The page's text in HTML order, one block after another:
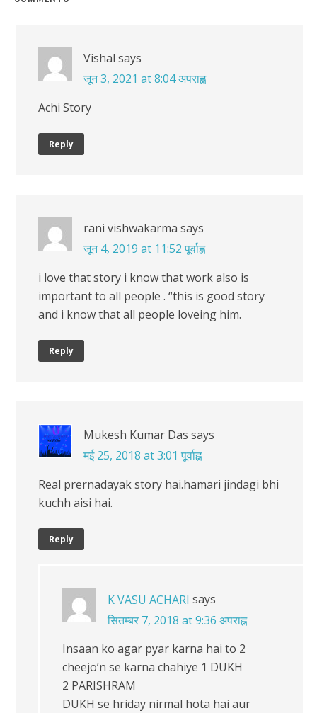
Vishal says
जून 3, 2021 at 8:04 अपराह्न
Achi Story
Reply
rani vishwakarma says
जून 4, 2019 at 11:52 पूर्वाह्न
i love that story i know that work also is
important to all people . “this is good story
and i know that all people loveing him.
Reply
Mukesh Kumar Das says
मई 25, 2018 at 3:01 पूर्वाह्न
Real prernadayak story hai.hamari jindagi bhi
kuchh aisi hai.
Reply
K VASU ACHARI says
सितम्बर 7, 2018 at 9:36 अपराह्न
Insaan ko agar pyar karna hai to 2
cheejo’n se karna chahiye 1 DUKH
2 PARISHRAM
DUKH se hriday nirmal hota hai aur